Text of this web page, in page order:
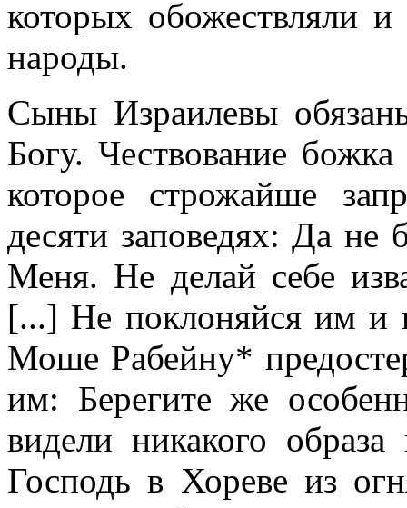
которых обожествляли
народы.
Сыны Израилевы
Богу. Чествование
которое строжайше
десяти заповедях: Да не
Меня. Не делай себе
[...] Не поклоняйся им
Моше Рабейну*
им: Берегите же
видели никакого
Господь в Хореве из